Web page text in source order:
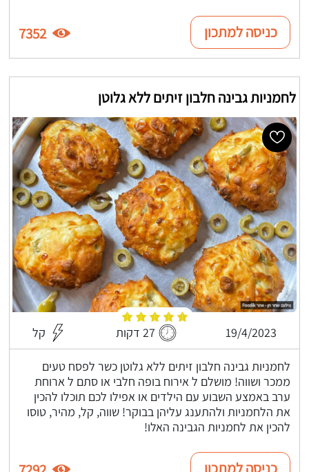
כניסה למתכון 7352
לחמניות גבינה חלבון זיתים ללא גלוטן
19/4/2023 27 דקות קל
לחמניות גבינה חלבון זיתים ללא גלוטן כשר לפסח טעים
ממכר ושווה! מושלם ל אירוח בופה חלבי או סתם ל ארוחת
ערב באמצע השבוע עם הילדים או אפילו לכם תוכלו להכין
את הלחמניות ולהתענג עליהן בבוקר! שווה, קל, מהיר, טוסו
להכין את לחמניות הגבינה האלו!